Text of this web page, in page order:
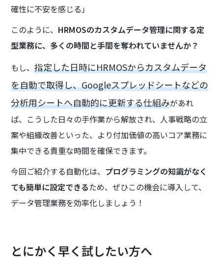
確性に不安を感じる」
このように、 HRMOSのカスタムデータ管理に関する定
型業務に、多くの時間と手間を奪われていませんか？
もし、指定した日時にHRMOSからカスタムデータ
を自動で取得し、Googleスプレッドシートなどの
分析用シートへ自動的に更新する仕組みがあれ
ば、こうした日々の手作業から解放され、人事戦略の立
案や組織改善といった、より付加価値の高いコア業務に
集中できる貴重な時間を確保できます。
今回ご紹介する自動化は、 プログラミングの知識がなく
ても簡単に設定できるため、ぜひこの機会に導入して、
データ管理業務を効率化しましょう！
とにかく早く試したい方へ